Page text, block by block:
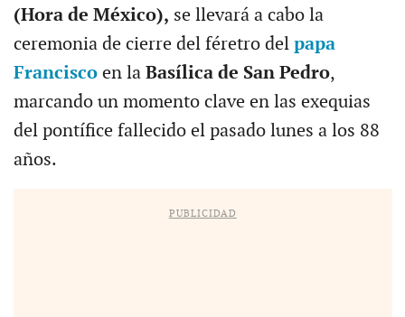
(Hora de México), se llevará a cabo la
ceremonia de cierre del féretro del papa
Franciscoen la Basílica de San Pedro,
marcando un momento clave en las exequias
del pontífice fallecido el pasado lunes a los 88
años.
PUBLICIDAD